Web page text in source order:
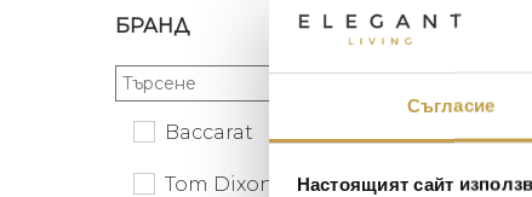
Съгласие
Настоящият сайт
БРАНД
Baccarat
Tom Dixon
220€
143